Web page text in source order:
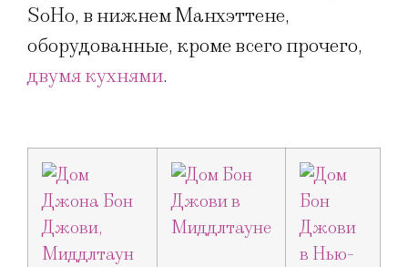
SoHo, в нижнем Манхэттене,
оборудованные, кроме всего прочего,
двумя кухнями.